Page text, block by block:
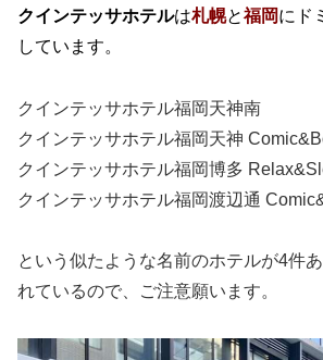
クインテッサホテルは札幌と福岡にド
しています。
クインテッサホテル福岡天神南
クインテッサホテル福岡天神
クインテッサホテル福岡博多
クインテッサホテル福岡渡辺通
という似たような名前のホテルが4件
れているので、ご注意願います。